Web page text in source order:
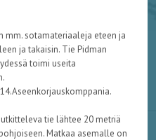
mm. sotamateriaaleja eteen ja
ja takaisin. Tie Pidman
toimi useita
tie lähtee 20 metriä
Matkaa asemalle on